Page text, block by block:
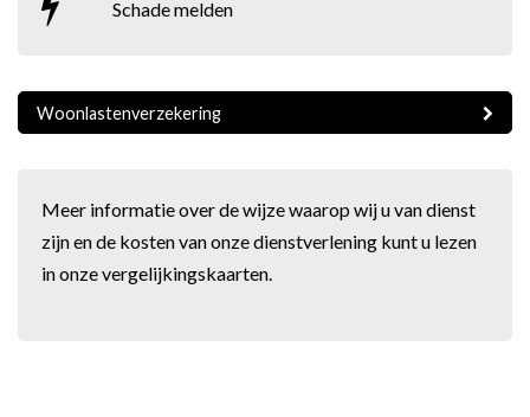
Schade melden
Woonlastenverzekering
Meer informatie over de wijze waarop wij u van dienst
zijn en de kosten van onze dienstverlening kunt u lezen
in onzevergelijkingskaarten.